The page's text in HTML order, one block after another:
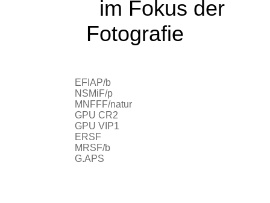
im Fokus der
Fotografie
EFIAP/b
NSMiF/p
MNFFF/natur
GPU CR2
GPU VIP1
ERSF
MRSF/b
G.APS